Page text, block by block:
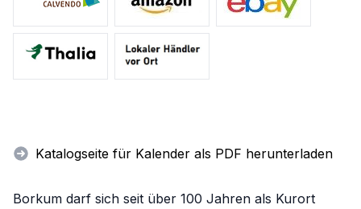
Katalogseite für Kalender als PDF herunterladen
Borkum darf sich seit über 100 Jahren als Kurort